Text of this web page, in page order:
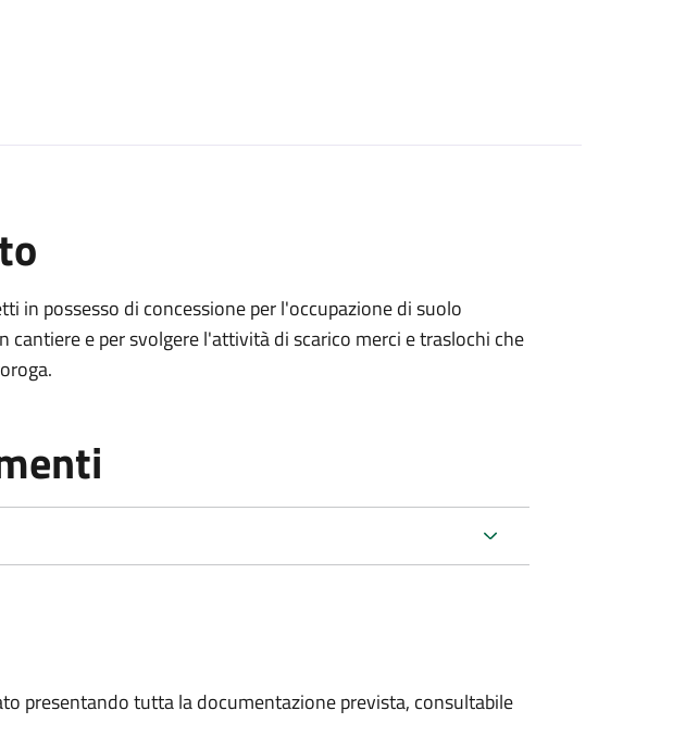
in possesso di concessione per l'occupazione di suolo
cantiere e per svolgere l'attività di scarico merci e traslochi che
presentando tutta la documentazione prevista, consultabile